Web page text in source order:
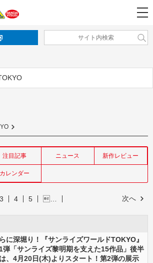
注目記事 ニュース 新作レビュー
カレンダー
次へ
3 4 5 …
に深堀り！『サンライズワールドTOKYO』
弾「サンライズ黎明期を支えた15作品」後半
、4月20日(木)よりスタート！第2弾の展示